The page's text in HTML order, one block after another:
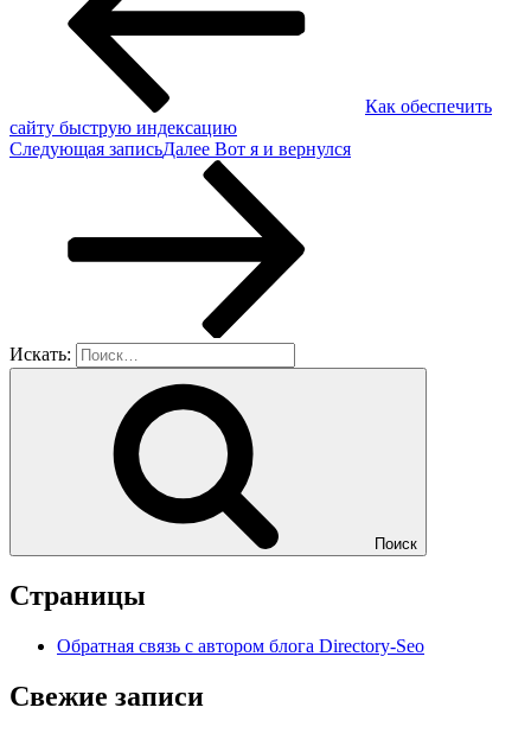
Как обеспечить
сайту быструю индексацию
Следующая записьДалее Вот я и вернулся
Искать:
Поиск
Страницы
Обратная связь с автором блога Directory-Seo
Свежие записи